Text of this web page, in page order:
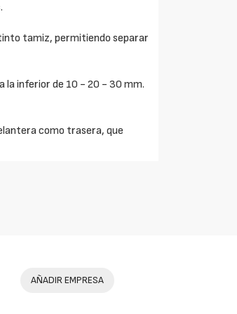
tamiz, permitiendo separar
la inferior de 10 - 20 - 30 mm.
como trasera, que
AÑADIR EMPRESA